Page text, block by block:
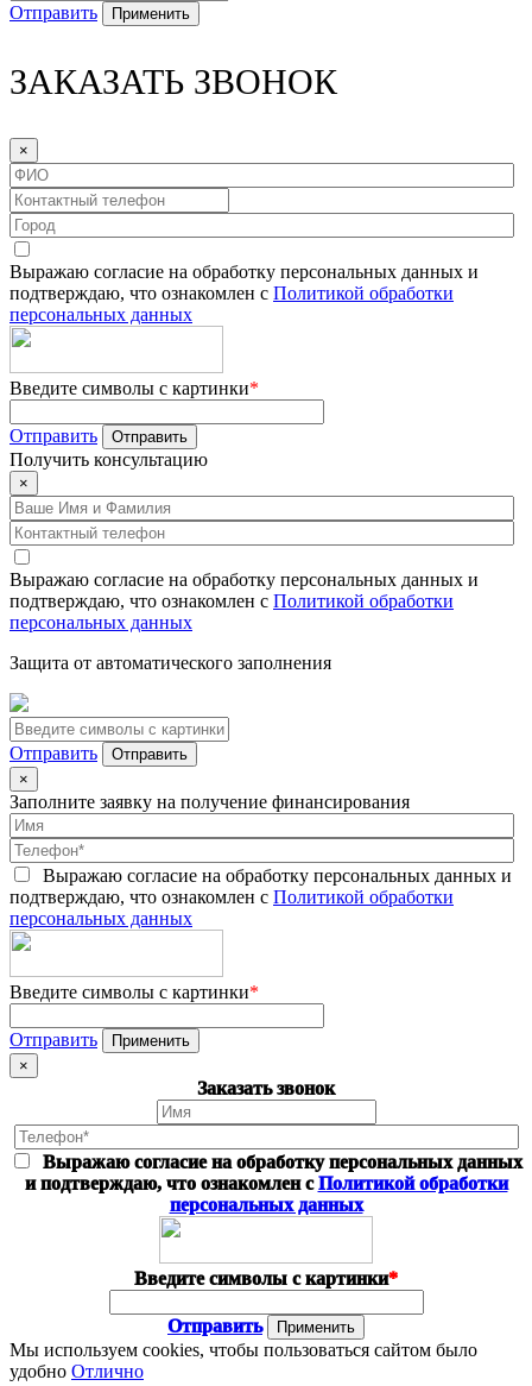
Отправить
ЗАКАЗАТЬ ЗВОНОК
×
Выражаю согласие на обработку персональных данных и
подтверждаю, что ознакомлен с Политикой обработки
персональных данных
Введите символы с картинки*
Отправить
Получить консультацию
×
Выражаю согласие на обработку персональных данных и
подтверждаю, что ознакомлен с Политикой обработки
персональных данных
Защита от автоматического заполнения
Отправить
×
Заполните заявку на получение финансирования
Выражаю согласие на обработку персональных данных и
подтверждаю, что ознакомлен с Политикой обработки
персональных данных
Введите символы с картинки*
Отправить
×
Заказать звонок
Выражаю согласие на обработку персональных данных
и подтверждаю, что ознакомлен сПолитикой обработки
персональных данных
Введите символы с картинки*
Отправить
Мы используем cookies, чтобы пользоваться сайтом было
удобно Отлично